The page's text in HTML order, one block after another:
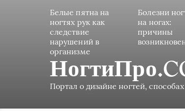
Белые пятна на
ногтях рук как
следствие
нарушений в
организме
Болезни
на ногах:
причины
Портал о дизайне ногтей,